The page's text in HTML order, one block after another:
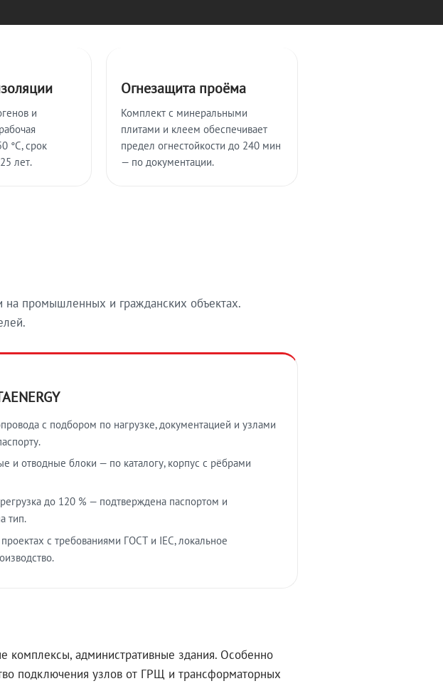
и
°C, срок
лет.
Огнезащита проёма
Комплект с минеральными
плитами и клеем обеспечивает
предел огнестойкости до 240 мин
— по документации.
на промышленных и гражданских объектах.
с подбором по нагрузке, документацией и узлами
и отводные блоки — по каталогу, корпус с рёбрами
до 120 % — подтверждена паспортом и
тип.
с требованиями ГОСТ и IEC, локальное
комплексы, административные здания. Особенно
подключения узлов от ГРЩ и трансформаторных